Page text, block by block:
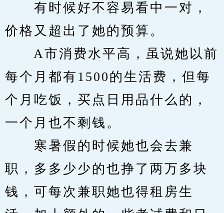
有时候好不容易看中一对，
价格又超出了她的预算。
A市消费水平高，虽说她以前
每个月都有1500的生活费，但每
个月吃饭，买点日用品什么的，
一个月也不剩钱。
寒暑假的时候她也会去兼
职，多多少少的也挣了两万多块
钱，可每次兼职她也得租房生